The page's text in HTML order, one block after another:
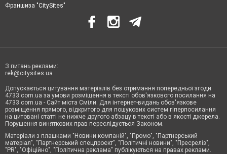
Франшиза "CitySites"
З питань реклами:
rek@citysites.ua
Допускається цитування матеріалів без отримання попередньої згоди
4733.com.ua за умови розміщення в тексті обов'язкового посилання на
4733.com.ua - Сайт міста Сміли. Для інтернет-видань обов'язкове
розміщення прямого, відкритого для пошукових систем гіперпосилання
на цитовані статті не нижче другого абзацу в тексті або в якості джерела.
Порушення виняткових прав переслідується Законом.
Матеріали з плашками "Новини компаній", "Промо", "Партнерський
матеріал", "Партнерський спецпроєкт", "Політичні новини", "Пресреліз",
"PR", "Офіційно", "Політична реклама" публікуються на правах реклами.